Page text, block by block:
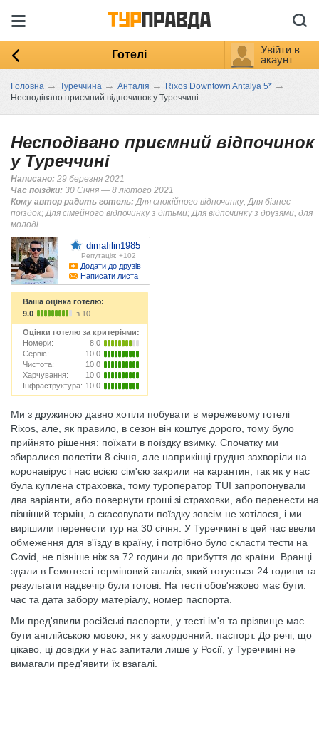
Готелі
Увійти в
акаунт
Головна → Туреччина → Анталія → Rixos Downtown Antalya 5* →
Несподівано приємний відпочинок у Туреччині
Несподівано приємний відпочинок
у Туреччині
Написано: 29 березня 2021
Час поїздки: 30 Січня — 8 лютого 2021
Кому автор радить готель: Для спокійного відпочинку; Для бізнес-
поїздок; Для сімейного відпочинку з дітьми; Для відпочинку з друзями, для
молоді
dimafilin1985
Репутація: +102
Додати до друзів
Написати листа
Ваша оцінка готелю:
9.0
з 10
Оцінки готелю за критеріями:
Номери:
8.0
Сервіс:
10.0
Чистота:
10.0
Харчування:
10.0
Інфраструктура: 10.0
Ми з дружиною давно хотіли побувати в мережевому готелі
Rixos, але, як правило, в сезон він коштує дорого, тому було
прийнято рішення: поїхати в поїздку взимку. Спочатку ми
збиралися полетіти 8 січня, але наприкінці грудня захворіли на
коронавірус і нас всією сім'єю закрили на карантин, так як у нас
була куплена страховка, тому туроператор TUI запропонували
два варіанти, або повернути гроші зі страховки, або перенести на
пізніший термін, а скасовувати поїздку зовсім не хотілося, і ми
вирішили перенести тур на 30 січня. У Туреччині в цей час ввели
обмеження для в'їзду в країну, і потрібно було скласти тести на
Covid, не пізніше ніж за 72 години до прибуття до країни. Вранці
здали в Гемотесті терміновий аналіз, який готується 24 години та
результати надвечір були готові. На тесті обов'язково має бути:
час та дата забору матеріалу, номер паспорта.
Ми пред'явили російські паспорти, у тесті ім'я та прізвище має
бути англійською мовою, як у закордонний. паспорт. До речі, що
цікаво, ці довідки у нас запитали лише у Росії, у Туреччині не
вимагали пред'явити їх взагалі.